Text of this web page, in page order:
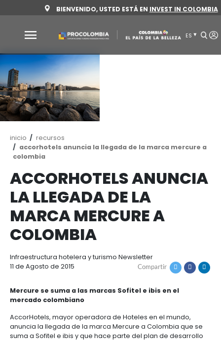
al
contenido
principal
BIENVENIDO, USTED ESTÁ ENINVEST
Por
qué
Colombia
para
invertir
Sectores
para
invertir
Agroindustria
y
alimentos
Agroindustria
alimentos
Energía
Energía
Salud
y
Cómo
invertir
Cómo
invertir
1.
general
la
inversión
Recursos
Recursos
Acompañamiento
Buscador
de
Contacto
Ruta
de
navegación
inicio
recursos
accorhotels anuncia la llegada de la marca
colombia
ACCORHOTELS
LA LLEGADA DE LA
MARCA MERCURE A
COLOMBIA
Infraestructura hotelera y turismo Newsletter
Compartir
11 de Agosto de 2015